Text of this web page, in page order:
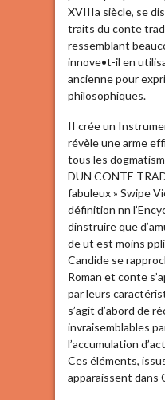
XVIIIa siècle, se
traits du conte
ressemblant
innove•t-il en
ancienne pour
philosophiques.
II crée un
révèle une arme
tous les
DUN CONTE
fabuleux » Swipe
définition nn
dinstruire que
de ut est moins
Candide se
Roman et conte
par leurs
s’agit d’abord de
invraisemblables
l’accumulation
Ces éléments,
apparaissent dans